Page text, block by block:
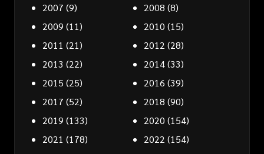
2007 (9) 2008 (8)
2009 (11) 2010 (15)
2011 (21) 2012 (28)
2013 (22) 2014(33)
2015 (25) 2016 (39)
2017 (52) 2018 (90)
2019 (133) 2020 (154)
2021 (178) 2022 (154)